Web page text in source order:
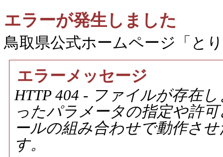
エラーが発生しました
鳥取県公式ホームページ「と
エラーメッセージ
HTTP 404 - ファイルが存在
ったパラメータの指定や許
ールの組み合わせで動作さ
す。